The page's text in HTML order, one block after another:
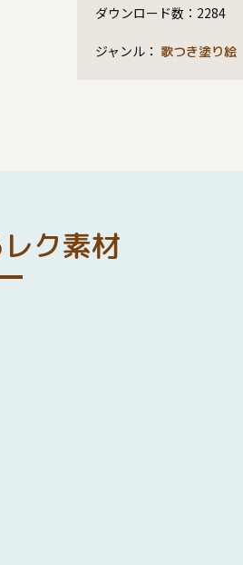
ダウンロード数： 2284
ジャンル： 歌つき塗り絵
ク素材